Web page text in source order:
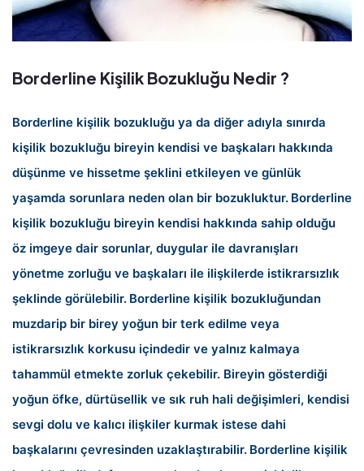
Borderline Kişilik Bozukluğu Nedir ?
Borderline kişilik bozukluğu ya da diğer adıyla sınırda
kişilik bozukluğu bireyin kendisi ve başkaları hakkında
düşünme ve hissetme şeklini etkileyen ve günlük
yaşamda sorunlara neden olan bir bozukluktur. Borderline
kişilik bozukluğu bireyin kendisi hakkında sahip olduğu
öz imgeye dair sorunlar, duygular ile davranışları
yönetme zorluğu ve başkaları ile ilişkilerde istikrarsızlık
şeklinde görülebilir. Borderline kişilik bozukluğundan
muzdarip bir birey yoğun bir terk edilme veya
istikrarsızlık korkusu içindedir ve yalnız kalmaya
tahammül etmekte zorluk çekebilir. Bireyin gösterdiği
yoğun öfke, dürtüsellik ve sık ruh hali değişimleri, kendisi
sevgi dolu ve kalıcı ilişkiler kurmak istese dahi
başkalarını çevresinden uzaklaştırabilir. Borderline kişilik